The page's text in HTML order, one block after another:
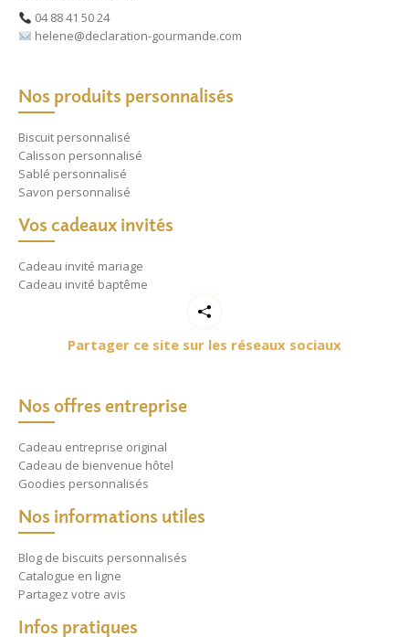
04 88 41 50 24
helene@declaration-gourmande.com
Nos produits personnalisés
Biscuit personnalisé
Calisson personnalisé
Sablé personnalisé
Savon personnalisé
Vos cadeaux invités
Cadeau invité mariage
Cadeau invité baptême
Partager ce site sur les réseaux sociaux
Nos offres entreprise
Cadeau entreprise original
Cadeau de bienvenue hôtel
Goodies personnalisés
Nos informations utiles
Blog de biscuits personnalisés
Catalogue en ligne
Partagez votre avis
Infos pratiques